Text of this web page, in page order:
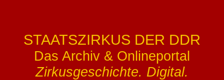
STAATSZIRKUS DER DDR
Das Archiv & Onlineportal
Zirkusgeschichte. Digital.